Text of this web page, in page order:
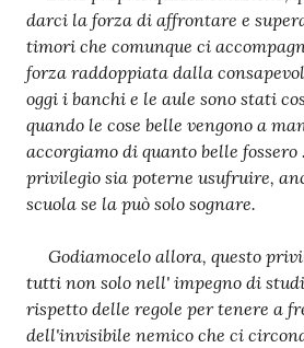
darci la forza di affrontare e
timori che comunque ci
forza raddoppiata dalla
oggi i banchi e le aule sono stati
quando le cose belle vengono a
accorgiamo di quanto belle fossero
privilegio sia poterne usufruire,
scuola se la può solo sognare.
Godiamocelo allora, questo
tutti non solo nell' impegno di
rispetto delle regole per tenere a
dell'invisibile nemico che ci